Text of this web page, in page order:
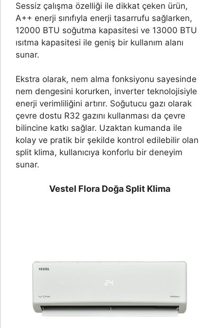
Sessiz çalışma özelliği ile dikkat çeken ürün,
A++ enerji sınıfıyla enerji tasarrufu sağlarken,
12000 BTU soğutma kapasitesi ve 13000 BTU
ısıtma kapasitesi ile geniş bir kullanım alanı
sunar.
Ekstra olarak, nem alma fonksiyonu sayesinde
nem dengesini korurken, inverter teknolojisiyle
enerji verimliliğini artırır. Soğutucu gazı olarak
çevre dostu R32 gazını kullanması da çevre
bilincine katkı sağlar. Uzaktan kumanda ile
kolay ve pratik bir şekilde kontrol edilebilir olan
split klima, kullanıcıya konforlu bir deneyim
sunar.
Vestel Flora Doğa Split Klima